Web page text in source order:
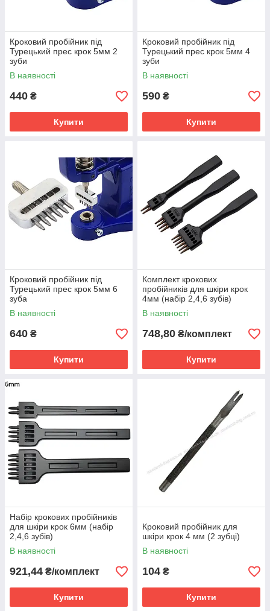
Кроковий пробійник під
Турецький прес крок 5мм 2
зуби
В наявності
440 ₴
Купити
Кроковий пробійник під
Турецький прес крок 5мм 4
зуби
В наявності
590 ₴
Купити
Кроковий пробійник під
Турецький прес крок 5мм 6
зуба
В наявності
640 ₴
Купити
Комплект крокових
пробійників для шкіри крок
4мм (набір 2,4,6 зубів)
В наявності
748,80 ₴/комплект
Купити
Набір крокових пробійників
для шкіри крок 6мм (набір
2,4,6 зубів)
В наявності
921,44 ₴/комплект
Купити
Кроковий пробійник для
шкіри крок 4 мм (2 зубці)
В наявності
104 ₴
Купити